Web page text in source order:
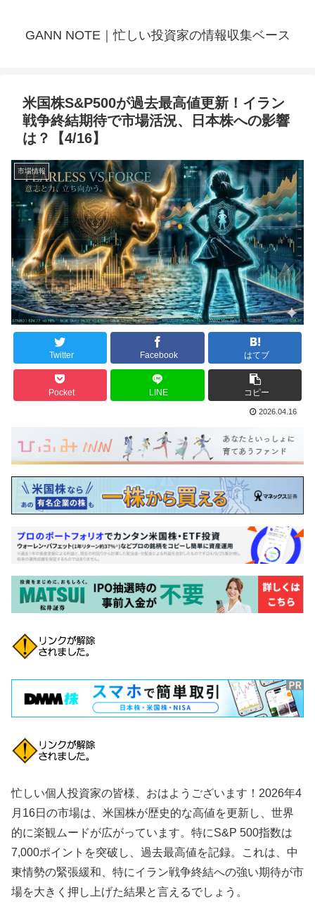
GANN NOTE｜忙しい投資家の情報収集ベース
米国株S&P500が過去最高値更新！イラン
戦争終結期待で市場活況、日本株への影響
は？【4/16】
市場情報
Twitter Facebook はてブ
Pocket LINE コピー
2026.04.16
忙しい個人投資家の皆様、おはようございます！2026年4
月16日の市場は、米国株が歴史的な高値を更新し、世界
的に楽観ムードが広がっています。特にS&P 500指数は
7,000ポイントを突破し、過去最高値を記録。これは、中
東情勢の緊張緩和、特にイラン戦争終結への強い期待が市
場を大きく押し上げた結果と言えるでしょう。